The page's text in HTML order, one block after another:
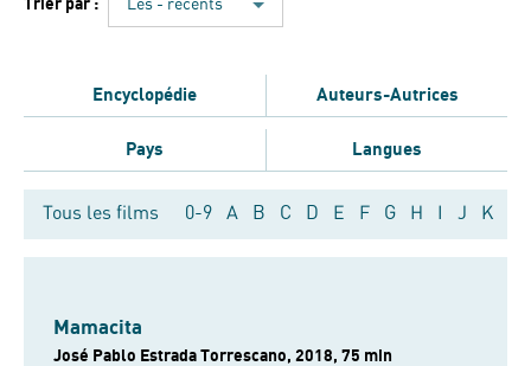
Trier par : Les - récents
Encyclopédie Auteurs-Autrices
Pays Langues
Tous les films 0-9 A B C D E F G H J K
Mamacita
José Pablo Estrada Torrescano, 2018, 75 min